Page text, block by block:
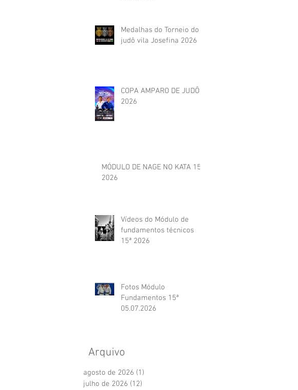
Medalhas do Torneio do
judô vila Josefina 2026
COPA AMPARO DE JUDÔ
2026
MÓDULO DE NAGE NO KATA 15ª
2026
Vídeos do Módulo de
fundamentos técnicos
15ª 2026
Fotos Módulo
Fundamentos 15ª
05.07.2026
Arquivo
agosto de 2026 (1)
julho de 2026 (12)